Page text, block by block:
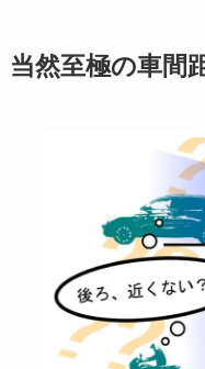
当然至極の車間